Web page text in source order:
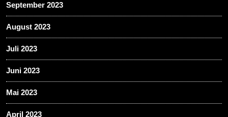
September 2023
August 2023
Juli 2023
Juni 2023
Mai 2023
April 2023